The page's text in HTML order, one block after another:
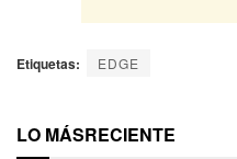
Etiquetas: EDGE
LO MÁSRECIENTE